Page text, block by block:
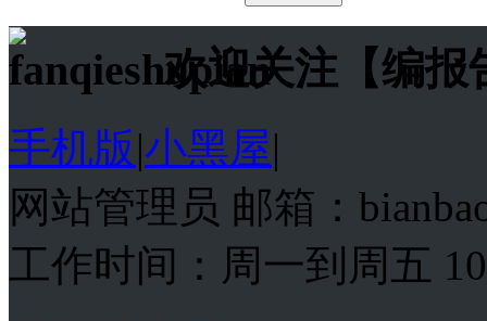
欢迎关注【编报
手机版|小黑屋|
网站管理员 邮箱：
工作时间：周一到周五